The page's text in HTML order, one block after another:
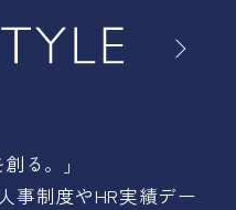
る。」
事制度やHR実績デー